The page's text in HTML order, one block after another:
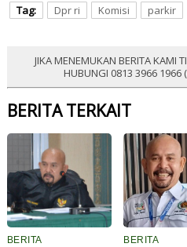
Tag: Dpr ri Komisi parkir
JIKA MENEMUKAN BERITA KAMI
HUBUNGI 0813 3966
BERITA TERKAIT
BERITA BERITA